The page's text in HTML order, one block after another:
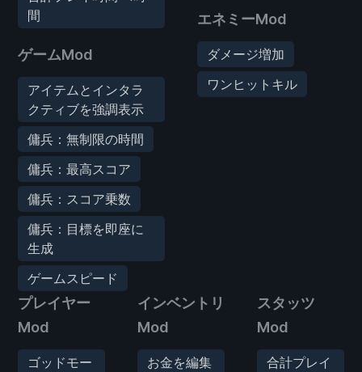
間
ゲームMod
アイテムとインタラ
クティブを強調表示
傭兵：無制限の時間
傭兵：最高スコア
傭兵：スコア乗数
傭兵：目標を即座に
生成
ゲームスピード
エネミーMod
ダメージ増加
ワンヒットキル
プレイヤー
Mod
ゴッドモー
インベントリ
Mod
お金を編集
スタッツ
Mod
合計プレイ